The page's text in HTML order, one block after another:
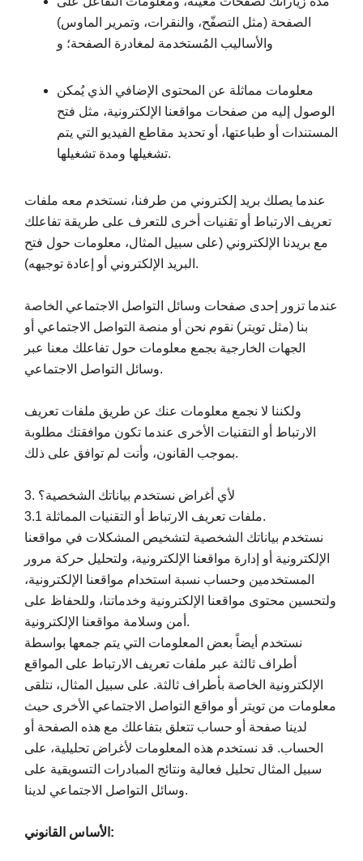
الصفحة (مثل التصفّح، والنقرات، وتمرير الماوس)
والأساليب المُستخدمة لمغادرة الصفحة؛ و
معلومات مماثلة عن المحتوى الإضافي الذي يُمكن
الوصول إليه من صفحات مواقعنا الإلكترونية، مثل فتح
المستندات أو طباعتها، أو تحديد مقاطع الفيديو التي يتم
تشغيلها ومدة تشغيلها.
عندما يصلك بريد إلكتروني من طرفنا، نستخدم معه ملفات
تعريف الارتباط أو تقنيات أخرى للتعرف على طريقة تفاعلك
مع بريدنا الإلكتروني (على سبيل المثال، معلومات حول فتح
البريد الإلكتروني أو إعادة توجيهه).
عندما تزور إحدى صفحات وسائل التواصل الاجتماعي الخاصة
بنا (مثل تويتر) نقوم نحن أو منصة التواصل الاجتماعي أو
الجهات الخارجية بجمع معلومات حول تفاعلك معنا عبر
وسائل التواصل الاجتماعي.
ولكننا لا نجمع معلومات عنك عن طريق ملفات تعريف
الارتباط أو التقنيات الأخرى عندما تكون موافقتك مطلوبة
بموجب القانون، وأنت لم توافق على ذلك.
3. لأي أغراض نستخدم بياناتك الشخصية؟
3.1 ملفات تعريف الارتباط أو التقنيات المماثلة.
نستخدم بياناتك الشخصية لتشخيص المشكلات في مواقعنا
الإلكترونية أو إدارة مواقعنا الإلكترونية، ولتحليل حركة مرور
المستخدمين وحساب نسبة استخدام مواقعنا الإلكترونية،
ولتحسين محتوى مواقعنا الإلكترونية وخدماتنا، وللحفاظ على
أمن وسلامة مواقعنا الإلكترونية.
نستخدم أيضاً بعض المعلومات التي يتم جمعها بواسطة
أطراف ثالثة عبر ملفات تعريف الارتباط على المواقع
الإلكترونية الخاصة بأطراف ثالثة. على سبيل المثال، نتلقى
معلومات من تويتر أو مواقع التواصل الاجتماعي الأخرى حيث
لدينا صفحة أو حساب تتعلق بتفاعلك مع هذه الصفحة أو
الحساب. قد نستخدم هذه المعلومات لأغراض تحليلية، على
سبيل المثال تحليل فعالية ونتائج المبادرات التسويقية على
وسائل التواصل الاجتماعي لدينا.
الأساس القانوني: